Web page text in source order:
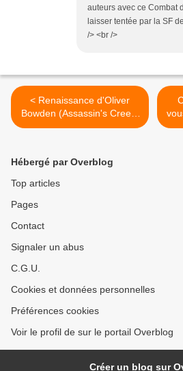
auteurs avec ce Combat
laisser tentée par la SF
/> <br />
< Renaissance d'Oliver
Bowden (Assassin's Creed,
Tome 1)
Hébergé par Overblog
Top articles
Pages
Contact
Signaler un abus
C.G.U.
Cookies et données personnelles
Préférences cookies
Voir le profil de sur le portail Overblog
Créer un blog sur